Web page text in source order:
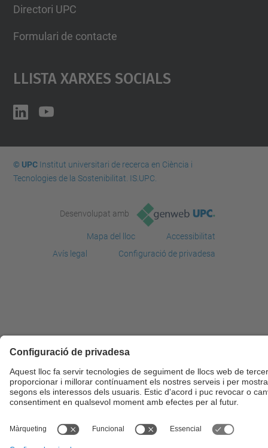
Directori UPC
Formulari de contacte
Llista Xarxes Socials
© UPCInstitut universitari de recerca en Ciència i
Tecnologies de la Sostenibilitat. IS.UPC.
Desenvolupat amb
Mapa del lloc
Accessibilitat
Avís legal
Configuració de privadesa